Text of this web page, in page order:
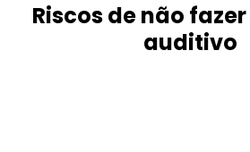
Riscos de não
auditivo